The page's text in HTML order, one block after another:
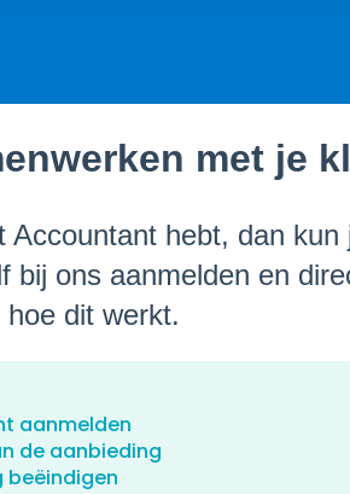
met je
Accountant hebt, dan
bij ons aanmelden en
dit werkt.
aanmelden
de aanbieding
beëindigen